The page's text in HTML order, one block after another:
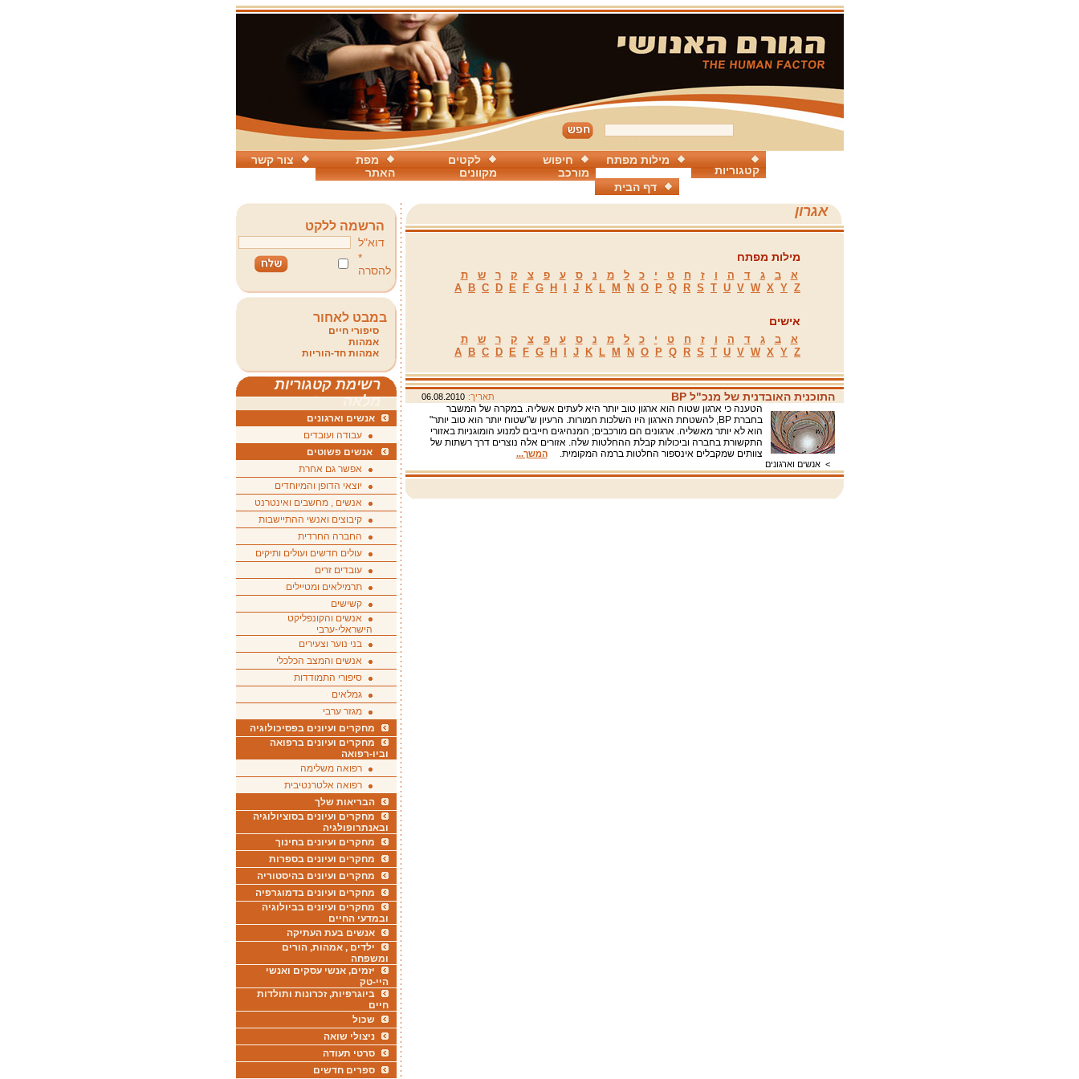
צור קשר
מפת
האתר
לקטים
מקוונים
חיפוש
מורכב
מילות מפתח
קטגוריות
דף הבית
אגרון
מילות מפתח
א ב ג ד ה ו ז ח ט י כ ל מ נ ס ע פ צ ק ר ש
ת
A
B C D E F G H J K L M N O P Q R S T U V W X Y Z
אישים
א ב ג ד ה ו ז ח ט י כ ל מ נ ס ע פ צ ק ר ש
ת
A
B C D E F G H J K L M N O P Q R S T U V W X Y Z
התוכנית האובדנית של מנכ"ל BP תאריך: 06.08.2010
הטענה כי ארגון שטוח הוא ארגון טוב יותר היא לעתים אשליה. במקרה של המשבר
בחברת BP, להשטחת הארגון היו השלכות חמורות. הרעיון ש"שטוח יותר הוא טוב יותר"
הוא לא יותר מאשליה. ארגונים הם מורכבים; המנהיגים חייבים למנוע הומוגניות באזורי
התקשורת בחברה וביכולות קבלת ההחלטות שלה. אזורים אלה נוצרים דרך רשתות של
צוותים שמקבלים אינספור החלטות ברמה המקומית.המשך...
>אנשים וארגונים
הרשמה ללקט
דוא"ל
*
להסרה
במבט לאחור
סיפורי חיים
אמהות
אמהות חד-הוריות
רשימת קטגוריות
מלאה
אנשים וארגונים
עבודה ועובדים
אנשים פשוטים
אפשר גם אחרת
יוצאי הדופן והמיוחדים
אנשים , מחשבים ואינטרנט
קיבוצים ואנשי ההתיישבות
החברה החרדית
עולים חדשים ועולים ותיקים
עובדים זרים
תרמילאים ומטיילים
קשישים
אנשים והקונפליקט
הישראלי-ערבי
בני נוער וצעירים
אנשים והמצב הכלכלי
סיפורי התמודדות
גמלאים
מגזר ערבי
מחקרים ועיונים בפסיכולוגיה
מחקרים ועיונים ברפואה
וביו-רפואה
רפואה משלימה
רפואה אלטרנטיבית
הבריאות שלך
מחקרים ועיונים בסוציולוגיה
ובאנתרופולגיה
מחקרים ועיונים בחינוך
מחקרים ועיונים בספרות
מחקרים ועיונים בהיסטוריה
מחקרים ועיונים בדמוגרפיה
מחקרים ועיונים בביולוגיה
ובמדעי החיים
אנשים בעת העתיקה
ילדים , אמהות, הורים
ומשפחה
יזמים, אנשי עסקים ואנשי
היי-טק
ביוגרפיות, זכרונות ותולדות
חיים
שכול
ניצולי שואה
סרטי תעודה
ספרים חדשים